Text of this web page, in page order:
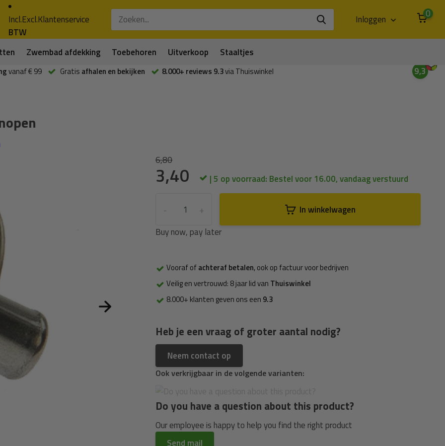
Incl.Excl.
BTW
Klantenservice Inloggen 0
Zwembad afdekking Toebehoren Uitverkoop Staaltjes
vanaf € 99 Gratis afhalen en bekijken 8.000+ reviews 9.3via Thuiswinkel 9,3
6,80
3,40 | 5 op voorraad: Bestel voor 16.00, vandaag verstuurd
+
-
In winkelwagen
Buy now, pay later
Vooraf ofachteraf betalen, ook op factuur voor bedrijven
Veilig en vertrouwd: 8 jaar lid van Thuiswinkel
8.000+ klanten geven ons een 9.3
Heb je een vraag of groter aantal nodig?
Neem contact op
Ook verkrijgbaar in de volgende varianten:
Do you have a question about this product?
Our employee is happy to help you find the right product
Send mail